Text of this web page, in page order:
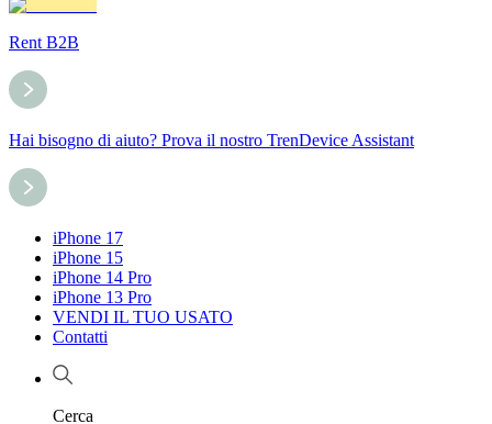
Rent B2B
Hai bisogno di aiuto? Prova il nostro TrenDevice Assistant
iPhone 17
iPhone 15
iPhone 14 Pro
iPhone 13 Pro
VENDI IL TUO USATO
Contatti
Cerca